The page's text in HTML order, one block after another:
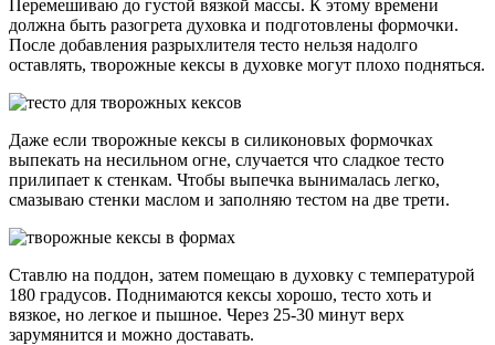
Перемешиваю до густой вязкой массы. К этому времени
должна быть разогрета духовка и подготовлены формочки.
После добавления разрыхлителя тесто нельзя надолго
оставлять, творожные кексы в духовке могут плохо подняться.
Даже если творожные кексы в силиконовых формочках
выпекать на несильном огне, случается что сладкое тесто
прилипает к стенкам. Чтобы выпечка вынималась легко,
смазываю стенки маслом и заполняю тестом на две трети.
Ставлю на поддон, затем помещаю в духовку с температурой
180 градусов. Поднимаются кексы хорошо, тесто хоть и
вязкое, но легкое и пышное. Через 25-30 минут верх
зарумянится и можно доставать.